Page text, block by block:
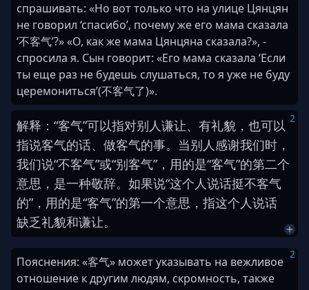
спрашивать: «Но вот только что на улице Цянцян
не говорил ‘спасибо’, почему же его мама сказала
‘不客气’?» «О, как же мама Цянцяна сказала?», -
спросила я. Сын говорит: «Его мама сказала ‘Если
ты еще раз не будешь слушаться, то я уже не буду
церемониться’(不客气了)».
2
解释 ： “客气”可以指对别人谦让、 有礼貌 ， 也可以
指说客气的话、 做客气的事。 当别人感谢我们时 ，
我们说“不客气”或“别客气” ， 用的是“客气”的第二个
意思 ， 是一种敬辞。 如果说“这个人说话挺不客气
的” ， 用的是“客气”的第一个意思 ， 指这个人说话
缺乏礼貌和谦让。
2
Пояснения: «客气» может указывать на вежливое
отношение к другим людям, скромность, также